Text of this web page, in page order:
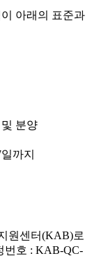
아래의 표준과
분양
까지
원센터(KAB)로
번호 : KAB-QC-